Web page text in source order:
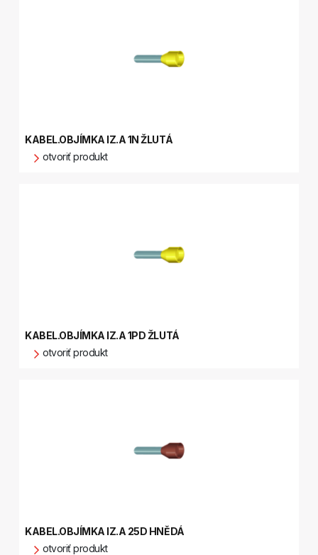
KABEL.OBJÍMKA IZ.A 1N ŽLUTÁ
otvoriť produkt
KABEL.OBJÍMKA IZ.A 1PD ŽLUTÁ
otvoriť produkt
KABEL.OBJÍMKA IZ.A 25D HNĚDÁ
otvoriť produkt